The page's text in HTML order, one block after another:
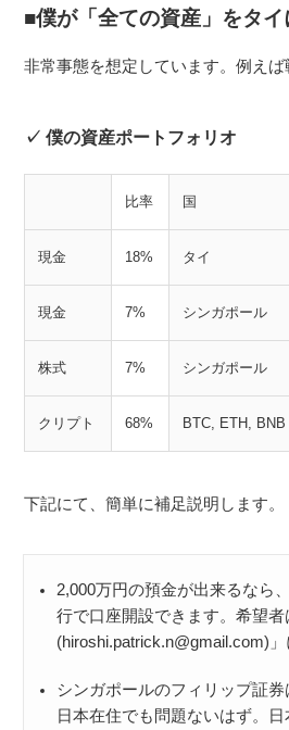
僕が「全ての資産」をタ
非常事態を想定しています。例えば
僕の資産ポートフォリオ
比率 国
現金 18% タイ
現金 7% シンガポール
株式 7% シンガポール
クリプト 68% BTC, ETH, BNB
下記にて、簡単に補足説明します。
2,000万円の預金が出来るなら
行で口座開設できます。希望
(hiroshi.patrick.n@gmail.com)」
シンガポールのフィリップ証券
日本在住でも問題ないはず。